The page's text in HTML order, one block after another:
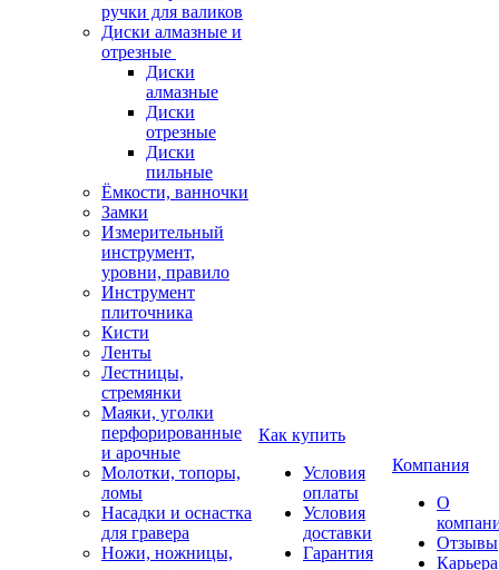
ручки для валиков
Диски алмазные и
отрезные
Диски
алмазные
Диски
отрезные
Диски
пильные
Ёмкости, ванночки
Замки
Измерительный
инструмент,
уровни, правило
Инструмент
плиточника
Кисти
Ленты
Лестницы,
стремянки
Маяки, уголки
перфорированные
и арочные
Молотки, топоры,
ломы
Насадки и оснастка
для гравера
Ножи, ножницы,
Как купить
Условия
оплаты
Условия
доставки
Гарантия
Компания
О
Отзывы
Карьера